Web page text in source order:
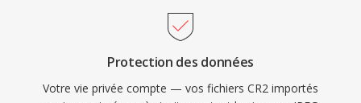
Protection des données
Votre vie privée compte — vos fichiers CR2 importés